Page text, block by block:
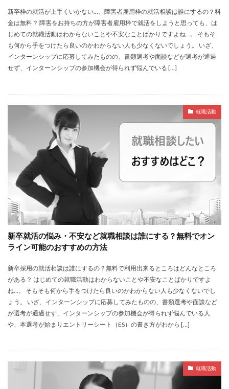
新卒枠の就活が上手くいかない…。障害者雇用枠の就活相談は誰にするの？料
金は無料？ 障害をお持ちの方が障害者雇用枠で就活をしようと思っても、は
じめての就職活動はわからないことや不安なことばかりですよね…。 そもそ
も何から手をつけたら良いのかわからない人も少なくないでしょう。 いざ、
インターンシップに応募してみたものの、書類選考や面談などが選考が通過
せず、インターンシップの参加機会が得られず悩んでいる […]
就職活動
新卒就活の悩み・不安など就職相談は誰にする？無料でオン
ライン可能のおすすめの方法
新卒採用の就活相談は誰にするの？無料で利用出来るところはどんなところ
がある？ はじめての就職活動はわからないことや不安なことばかりですよ
ね…。 そもそも何から手をつけたら良いのかわからない人も少なくないでし
ょう。 いざ、インターンシップに応募してみたものの、書類選考や面談など
が選考が通過せず、インターンシップの参加機会が得られず悩んでいる人
や、本選考が始まりエントリーシート（ES）の書き方がわから […]
就職活動